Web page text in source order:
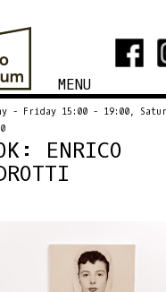
MENU
- Friday 15:00 - 19:00,
ENRICO